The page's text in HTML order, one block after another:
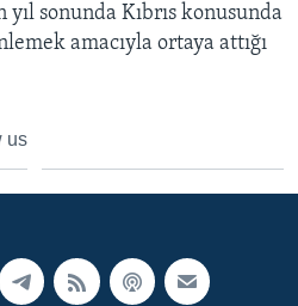
yıl sonunda Kıbrıs konusunda
amacıyla ortaya attığı
us